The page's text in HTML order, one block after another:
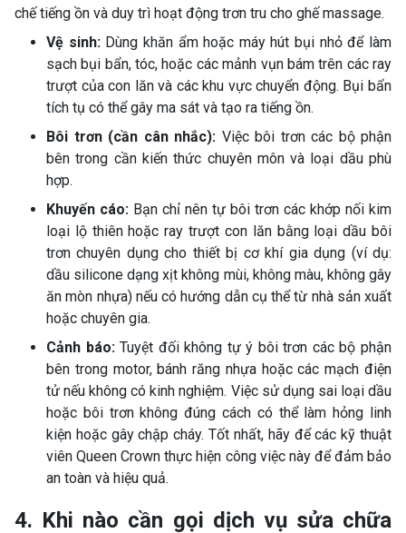
chế tiếng ồn và duy trì hoạt động trơn tru cho ghế massage.
Vệ sinh:Dùng khăn ẩm hoặc máy hút bụi nhỏ để làm
sạch bụi bẩn, tóc, hoặc các mảnh vụn bám trên các ray
trượt của con lăn và các khu vực chuyển động. Bụi bẩn
tích tụ có thể gây ma sát và tạo ra tiếng ồn.
Bôi trơn (cần cân nhắc): Việc bôi trơn các bộ phận
bên trong cần kiến thức chuyên môn và loại dầu phù
hợp.
Khuyến cáo: Bạn chỉ nên tự bôi trơn các khớp nối kim
loại lộ thiên hoặc ray trượt con lăn bằng loại dầu bôi
trơn chuyên dụng cho thiết bị cơ khí gia dụng (ví dụ:
dầu silicone dạng xịt không mùi, không màu, không gây
ăn mòn nhựa) nếu có hướng dẫn cụ thể từ nhà sản xuất
hoặc chuyên gia.
Cảnh báo:Tuyệt đối không tự ý bôi trơn các bộ phận
bên trong motor, bánh răng nhựa hoặc các mạch điện
tử nếu không có kinh nghiệm. Việc sử dụng sai loại dầu
hoặc bôi trơn không đúng cách có thể làm hỏng linh
kiện hoặc gây chập cháy. Tốt nhất, hãy để các kỹ thuật
viên Queen Crown thực hiện công việc này để đảm bảo
an toàn và hiệu quả.
4. Khi nào cần gọi dịch vụ sửa chữa